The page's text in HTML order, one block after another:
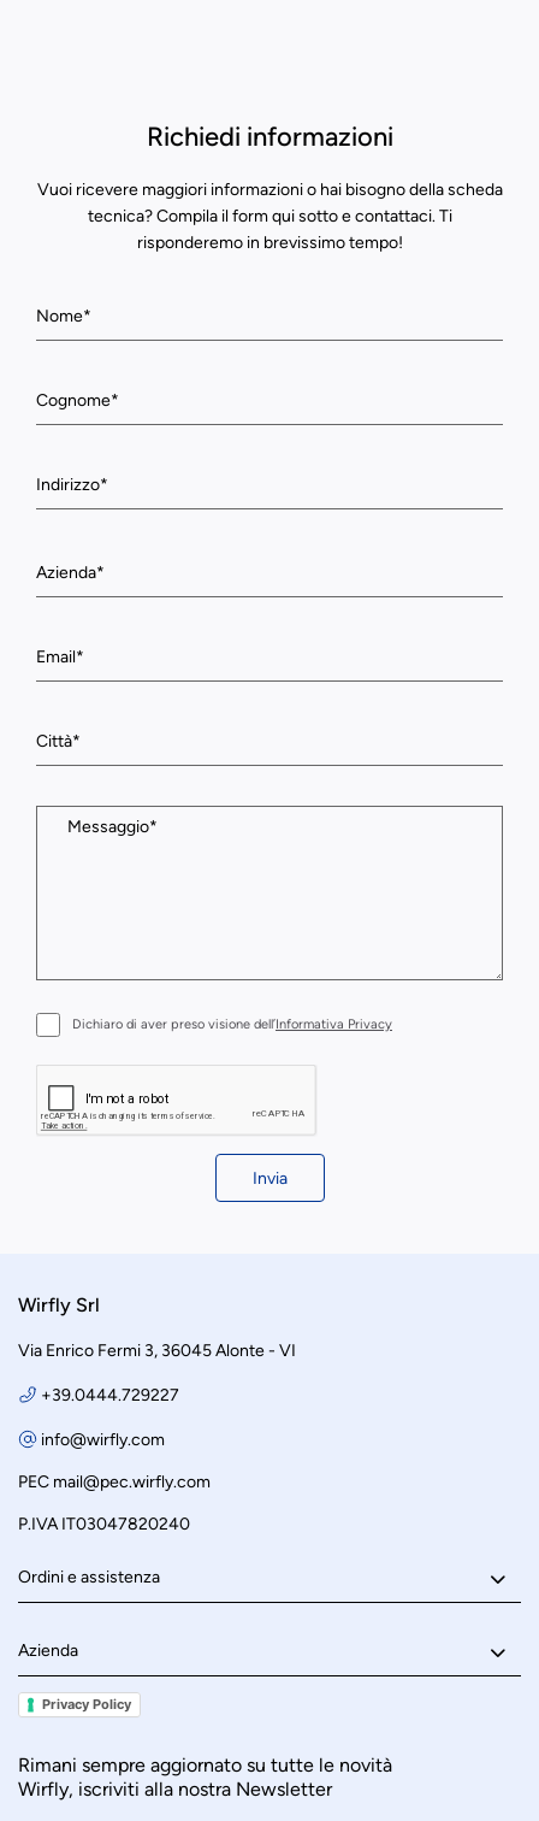
Richiedi informazioni
Vuoi ricevere maggiori informazioni o hai bisogno della scheda
tecnica? Compila il form qui sotto e contattaci. Ti
risponderemo in brevissimo tempo!
Dichiaro di aver preso visione dell’Informativa Privacy
Invia
Wirfly Srl
Via Enrico Fermi 3, 36045 Alonte - VI
+39.0444.729227
info@wirfly.com
PEC mail@pec.wirfly.com
P.IVA IT03047820240
Ordini e assistenza
Azienda
Privacy Policy
Rimani sempre aggiornato su tutte le novità
Wirfly, iscriviti alla nostra Newsletter